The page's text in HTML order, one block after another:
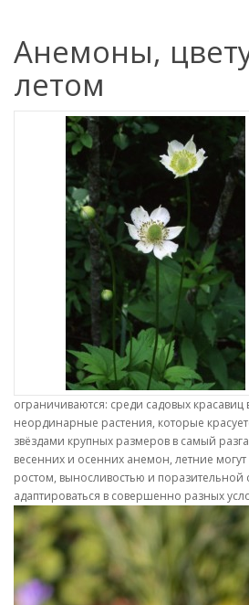
Анемоны,
летом
ограничиваются: среди садовых красавиц
неординарные растения, которые
звёздами крупных размеров в самый
весенних и осенних анемон, летние
ростом, выносливостью и поразительной
адаптироваться в совершенно разных